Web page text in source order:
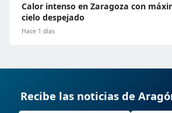
Calor intenso en Zaragoza con
cielo despejado
Hace 1 días
Recibe las noticias de